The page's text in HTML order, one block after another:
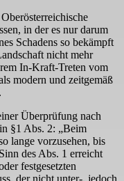
in der es nur darum
Schadens so bekämpft
nicht mehr
In-Kraft-Treten vom
modern und zeitgemäß
Überprüfung nach
§1 Abs. 2: „Beim
lange vorzusehen, bis
des Abs. 1 erreicht
festgesetzten
der nicht unter-, jedoch